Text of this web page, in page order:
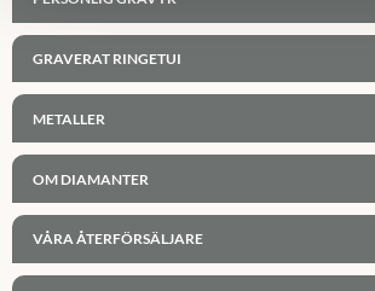
GRAVERAT RINGETUI
METALLER
OM DIAMANTER
VÅRA ÅTERFÖRSÄLJARE